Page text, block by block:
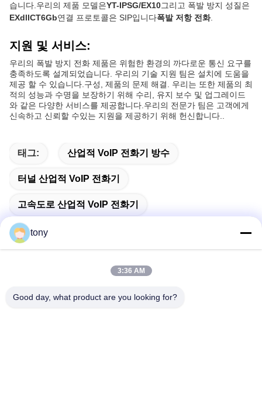
습니다.우리의 제품 모델은YT-IPSG/EX10그리고 폭발 방지 성질은
EXdllCT6Gb연결 프로토콜은 SIP입니다폭발 저항 전화.
지원 및 서비스:
우리의 폭발 방지 전화 제품은 위험한 환경의 까다로운 통신 요구를
충족하도록 설계되었습니다. 우리의 기술 지원 팀은 설치에 도움을
제공 할 수 있습니다.구성, 제품의 문제 해결. 우리는 또한 제품의 최
적의 성능과 수명을 보장하기 위해 수리, 유지 보수 및 업그레이드
와 같은 다양한 서비스를 제공합니다.우리의 전문가 팀은 고객에게
신속하고 신뢰할 수있는 지원을 제공하기 위해 헌신합니다..
태그: 산업적 VoIP 전화기 방수
터널 산업적 VoIP 전화기
고속도로 산업적 VoIP 전화기
주소
tony
3:36 AM
Good day, what product are you looking for?